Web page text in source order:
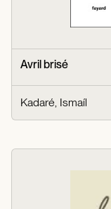
Avril brisé
Kadaré, Ismaíl